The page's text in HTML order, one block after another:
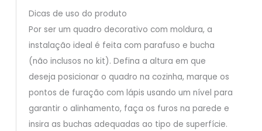
Dicas de uso do produto
Por ser um quadro decorativo com moldura, a
instalação ideal é feita com parafuso e bucha
(não inclusos no kit). Defina a altura em que
deseja posicionar o quadro na cozinha, marque os
pontos de furação com lápis usando um nível para
garantir o alinhamento, faça os furos na parede e
insira as buchas adequadas ao tipo de superfície.